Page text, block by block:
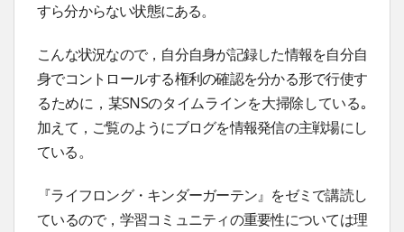
すら分からない状態にある。
こんな状況なので，自分自身が記録した情報を自分自
身でコントロールする権利の確認を分かる形で行使す
るために，某SNSのタイムラインを大掃除している｡
加えて，ご覧のようにブログを情報発信の主戦場にし
ている。
『ライフロング・キンダーガーテン』をゼミで講読し
ているので，学習コミュニティの重要性については理